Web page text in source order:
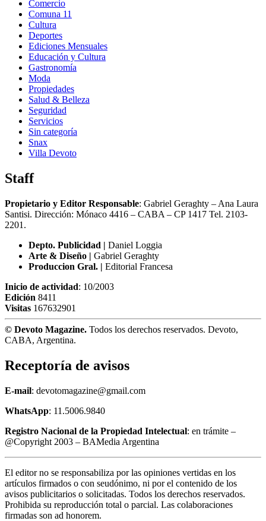
Comercio
Comuna 11
Cultura
Deportes
Ediciones Mensuales
Educación y Cultura
Gastronomía
Moda
Propiedades
Salud & Belleza
Seguridad
Servicios
Sin categoría
Snax
Villa Devoto
Staff
Propietario y Editor Responsable: Gabriel Geraghty – Ana Laura
Santisi. Dirección: Mónaco 4416 – CABA – CP 1417 Tel. 2103-
2201.
Depto. Publicidad | Daniel Loggia
Arte & Diseño | Gabriel Geraghty
Produccion Gral. | Editorial Francesa
Inicio de actividad: 10/2003
Edición 8411
Visitas 167632901
© Devoto Magazine. Todos los derechos reservados. Devoto,
CABA, Argentina.
Receptoría de avisos
E-mail: devotomagazine@gmail.com
WhatsApp: 11.5006.9840
Registro Nacional de la Propiedad Intelectual: en trámite –
@Copyright 2003 – BAMedia Argentina
El editor no se responsabiliza por las opiniones vertidas en los
artículos firmados o con seudónimo, ni por el contenido de los
avisos publicitarios o solicitadas. Todos los derechos reservados.
Prohibida su reproducción total o parcial. Las colaboraciones
firmadas son ad honorem.